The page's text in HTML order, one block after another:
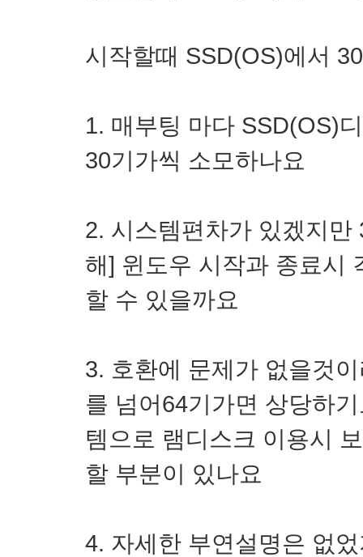
시작할때 SSD(OS)에서
1. 매부팅 마다 SSD(OS)
30기가씩 소모하나요
2. 시스템편차가 있겠지만
해] 윈도우 시작과 종료시
할 수 있을까요
3. 호환에 문제가 없을것
를 넘어64기가면 상당하
템으로 램디스크 이용시
할 부분이 있나요
4. 자세한 부연설명은 없